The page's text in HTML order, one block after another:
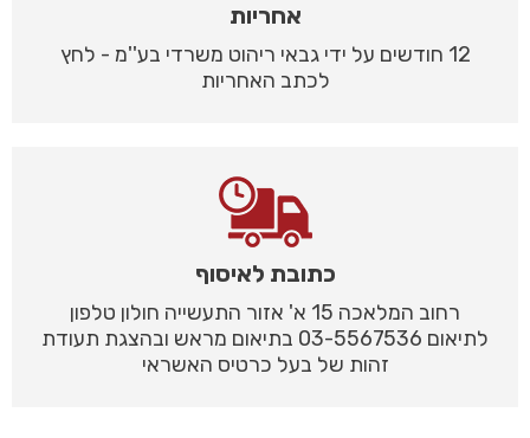
אחריות
12 חודשים על ידי גבאי ריהוט משרדי בע''מ - לחץ
לכתב האחריות
כתובת לאיסוף
רחוב המלאכה 15 א' אזור התעשייה חולון טלפון
לתיאום 03-5567536 בתיאום מראש ובהצגת תעודת
זהות של בעל כרטיס האשראי